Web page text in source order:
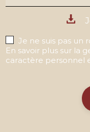
Je ne suis pas un
En savoir plus sur la
caractère personnel